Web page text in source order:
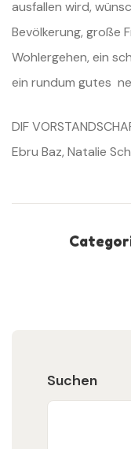
ausfallen wird,
Bevölkerung, große
Wohlergehen, ein
ein rundum gutes
DIF
Ebru Baz, Natalie
Suchen